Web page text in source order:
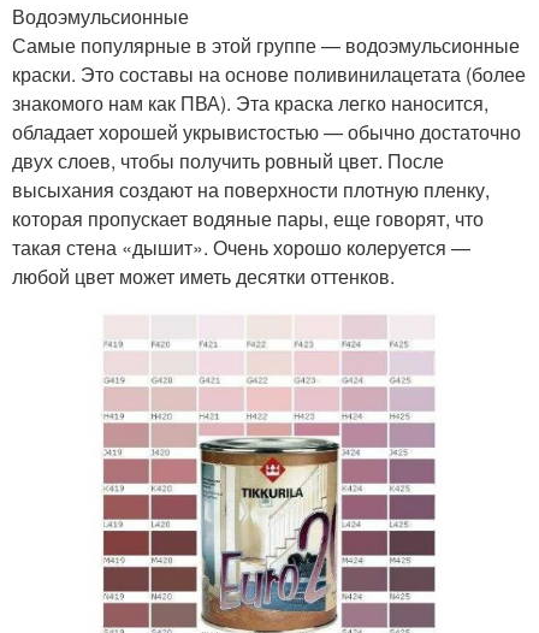
Водоэмульсионные
Самые популярные в этой группе — водоэмульсионные
краски. Это составы на основе поливинилацетата (более
знакомого нам как ПВА). Эта краска легко наносится,
обладает хорошей укрывистостью — обычно достаточно
двух слоев, чтобы получить ровный цвет. После
высыхания создают на поверхности плотную пленку,
которая пропускает водяные пары, еще говорят, что
такая стена «дышит». Очень хорошо колеруется —
любой цвет может иметь десятки оттенков.